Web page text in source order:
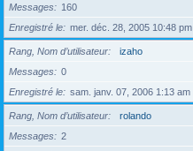
Messages
160
Enregistré le
mer. déc. 28, 2005 10:48 pm
Rang, Nom d’utilisateur
izaho
Messages
0
Enregistré le
sam. janv. 07, 2006 1:13 am
Rang, Nom d’utilisateur
rolando
Messages
2